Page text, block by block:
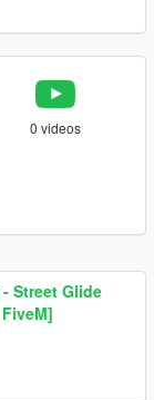
0 videos
Street Glide